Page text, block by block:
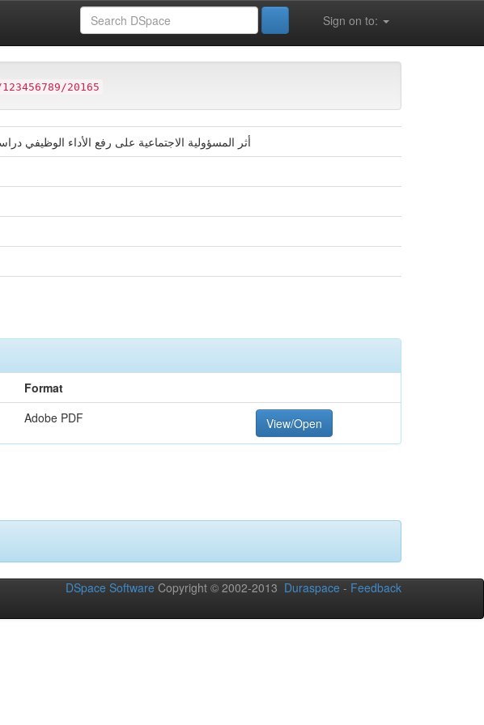
Sign on to:
20165
أثر المسؤولية الاجتماعية على رفع الأداء الوظيفي
Format
Adobe PDF View/Open
DSpace Software Copyright © 2002-2013 Duraspace - Feedback